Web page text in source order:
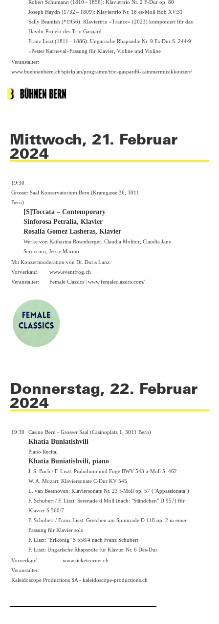
Robert Schumann (1810 – 1856): Klaviertrio Nr. 2 F-Dur op. 80
Joseph Haydn (1732 – 1809): Klaviertrio Nr. 18 es-Moll Hob XV:31
Sally Beamish (*1956): Klaviertrio «Trance» (2023) komponiert für das
Haydn-Projekt des Trio Gaspard
Franz Liszt (1811 – 1886): Ungarische Rhapsodie Nr. 9 Es-Dur S. 244/9
«Pester Karneval»Fassung für Klavier, Violine und Violine
Veranstalter:
www.buehnenbern.ch/spielplan/programm/trio-gaspard6-kammermusikkonzert/
Mittwoch, 21. Februar
2024
19:30
Grosser Saal Konservatorium Bern (Kramgasse 36, 3011
Bern)
[S]Toccata – Contemporary
Sinforosa Petralia, Klavier
Rosalia Gomez Lasheras, Klavier
Werke von Katharina Rosenberger, Claudia Molitor, Claudia Jane
Scroccaro, Jessie Marino
Mit Konzertmoderation von Dr. Doris Lanz.
Vorverkauf:
www.eventfrog.ch
Veranstalter:
Female Classics | www.femaleclassics.com/
Donnerstag, 22. Februar
2024
19:30 Casino Bern - Grosser Saal (Casinoplatz 1, 3011 Bern)
Khatia Buniatishvili
Piano Recital
Khatia Buniatishvili, piano
J. S. Bach / F. Liszt: Präludium und Fuge BWV 543 a-Moll S. 462
W. A. Mozart: Klaviersonate C-Dur KV 545
L. van Beethoven: Klaviersonate Nr. 23 f-Moll op. 57 ("Appassionata")
F. Schubert / F. Liszt: Serenade d Moll (nach: "Ständchen" D 957) für
Klavier S 560/7
F. Schubert / Franz Liszt: Gretchen am Spinnrade D 118 op. 2 in einer
Fassung für Klavier solo
F. Liszt: "Erlkönig" S 558/4 nach Franz Schubert
F. Liszt: Ungarische Rhapsodie für Klavier Nr. 6 Des-Dur
Vorverkauf:
www.ticketcorner.ch
Veranstalter:
Kaleidoscope Productions SA - kaleidoscope-productions.ch